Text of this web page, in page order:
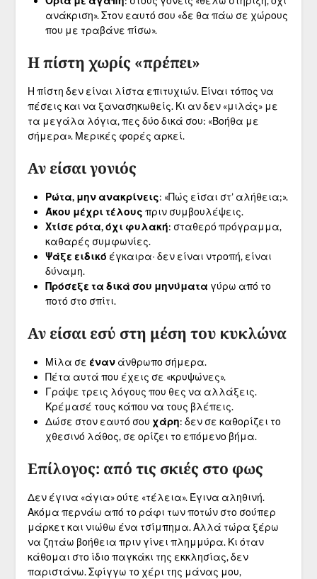
ανάκριση». Στον εαυτό σου «δε θα πάω σε χώρους
που με τραβάνε πίσω».
Η πίστη χωρίς «πρέπει»
Η πίστη δεν είναι λίστα επιτυχιών. Είναι τόπος να
πέσεις και να ξανασηκωθείς. Κι αν δεν «μιλάς» με
τα μεγάλα λόγια, πες δύο δικά σου: «Βοήθα με
σήμερα». Μερικές φορές αρκεί.
Αν είσαι γονιός
Ρώτα, μην ανακρίνεις: «Πώς είσαι στ’ αλήθεια;».
Άκου μέχρι τέλους πριν συμβουλέψεις.
Χτίσε ρότα, όχι φυλακή: σταθερό πρόγραμμα,
καθαρές συμφωνίες.
Ψάξε ειδικό έγκαιρα∙ δεν είναι ντροπή, είναι
δύναμη.
Πρόσεξε τα δικά σου μηνύματα γύρω από το
ποτό στο σπίτι.
Αν είσαι εσύ στη μέση του κυκλώνα
Μίλα σε ένανάνθρωπο σήμερα.
Πέτα αυτά που έχεις σε «κρυψώνες».
Γράψε τρεις λόγους που θες να αλλάξεις.
Κρέμασέ τους κάπου να τους βλέπεις.
Δώσε στον εαυτό σου χάρη: δεν σε καθορίζει το
χθεσινό λάθος, σε ορίζει το επόμενο βήμα.
Επίλογος: από τις σκιές στο φως
Δεν έγινα «άγια» ούτε «τέλεια». Έγινα αληθινή.
Ακόμα περνάω από το ράφι των ποτών στο σούπερ
μάρκετ και νιώθω ένα τσίμπημα. Αλλά τώρα ξέρω
να ζητάω βοήθεια πριν γίνει πλημμύρα. Κι όταν
κάθομαι στο ίδιο παγκάκι της εκκλησίας, δεν
παριστάνω. Σφίγγω το χέρι της μάνας μου,